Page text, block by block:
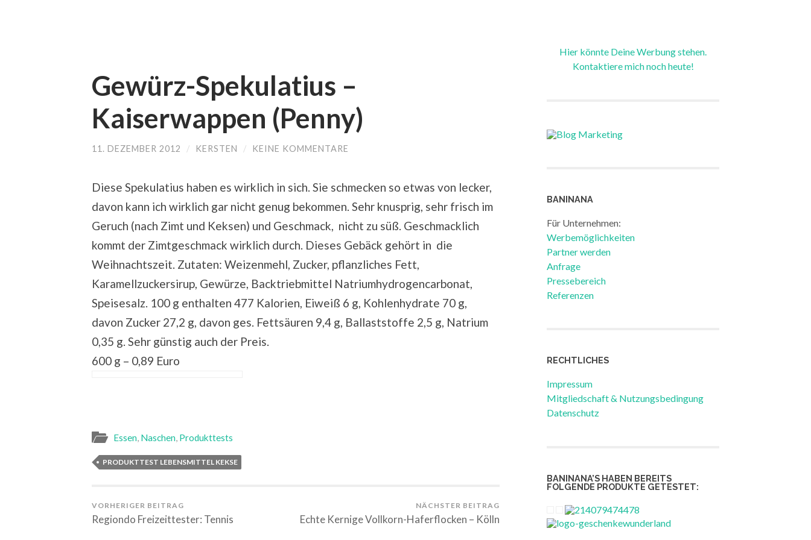
Gewürz-Spekulatius –
Kaiserwappen (Penny)
11. DEZEMBER 2012 / KERSTEN / KEINE KOMMENTARE
Diese Spekulatius haben es wirklich in sich. Sie schmecken so etwas von lecker,
davon kann ich wirklich gar nicht genug bekommen. Sehr knusprig, sehr frisch im
Geruch (nach Zimt und Keksen) und Geschmack, nicht zu süß. Geschmacklich
kommt der Zimtgeschmack wirklich durch. Dieses Gebäck gehört in die
Weihnachtszeit. Zutaten: Weizenmehl, Zucker, pflanzliches Fett,
Karamellzuckersirup, Gewürze, Backtriebmittel Natriumhydrogencarbonat,
Speisesalz. 100 g enthalten 477 Kalorien, Eiweiß 6 g, Kohlenhydrate 70 g,
davon Zucker 27,2 g, davon ges. Fettsäuren 9,4 g, Ballaststoffe 2,5 g, Natrium
0,35 g. Sehr günstig auch der Preis.
600 g – 0,89 Euro
Essen, Naschen, Produkttests
PRODUKTTEST LEBENSMITTEL KEKSE
VORHERIGER BEITRAG
Regiondo Freizeittester: Tennis
NÄCHSTER BEITRAG
Echte Kernige Vollkorn-Haferflocken – Kölln
Hier könnte Deine Werbung stehen.
Kontaktiere mich noch heute!
BANINANA
Für Unternehmen:
Werbemöglichkeiten
Partner werden
Anfrage
Pressebereich
Referenzen
RECHTLICHES
Impressum
Mitgliedschaft & Nutzungsbedingung
Datenschutz
BANINANA’S HABEN BEREITS
FOLGENDE PRODUKTE GETESTET: